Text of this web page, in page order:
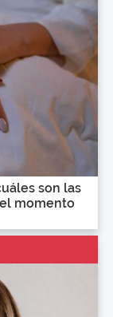
son las
momento